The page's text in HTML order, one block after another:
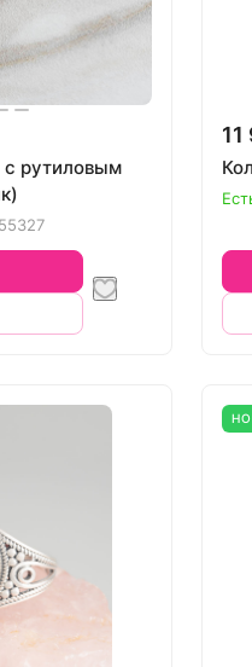
с рутиловым
55327